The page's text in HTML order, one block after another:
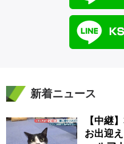
新着ニュース
【中継
お出迎